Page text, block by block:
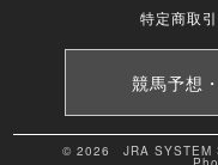
特定商取
競馬予想
© 2026 JRA SYSTEM